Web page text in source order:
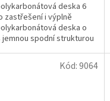
deska 6
zastřešení i výplně
deska o
spodní strukturou
Kód:9064